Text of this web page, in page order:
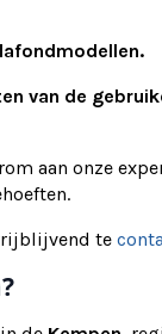
van de
aan onze
te